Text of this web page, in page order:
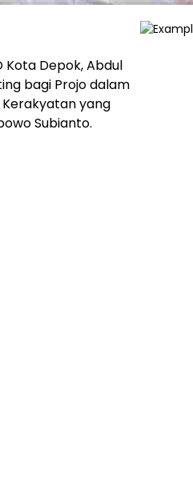
Kota Depok, Abdul
bagi Projo dalam
yang
Subianto.